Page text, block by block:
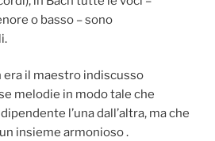
o basso – sono
era il maestro indiscusso
melodie in modo tale che
l’una dall’altra, ma che
insieme armonioso .